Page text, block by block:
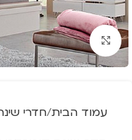
Click to enlarge
עמוד הבית חדרי